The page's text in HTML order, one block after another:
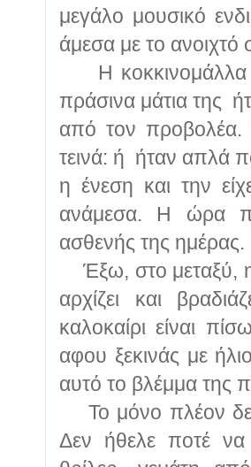
μεγάλο μουσικό
άμεσα με το
Η κοκκινομάλλα
πράσινα μάτια της
από τον προβολέα.
τεινά: ή ήταν απλά
η ένεση και την
ανάμεσα. Η ώρα
ασθενής της ημέρας.
Έξω, στο μεταξύ, η
αρχίζει και
καλοκαίρι είναι
αφου ξεκινάς με
αυτό το βλέμμα της
Το μόνο πλέον
Δεν ήθελε ποτέ να